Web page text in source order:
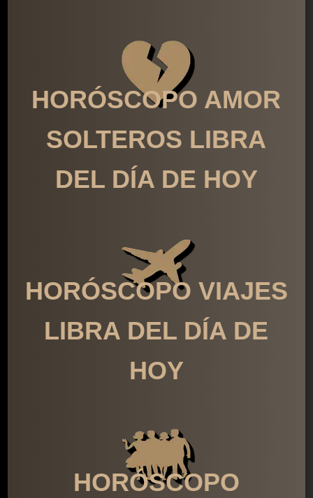
HORÓSCOPO AMOR
SOLTEROS LIBRA
DEL DÍA DE HOY
HORÓSCOPO VIAJES
LIBRA DEL DÍA DE
HOY
HORÓSCOPO